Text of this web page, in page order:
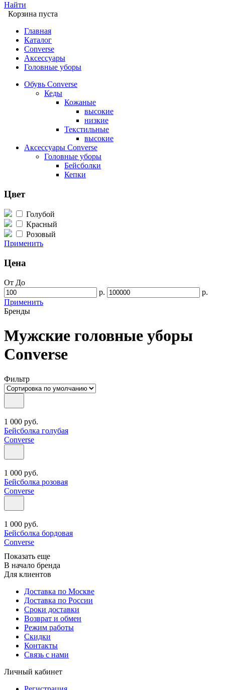
Найти
Корзина пуста
Главная
Каталог
Converse
Аксессуары
Головные уборы
Обувь Converse
Кеды
Кожаные
высокие
низкие
Текстильные
высокие
Аксессуары Converse
Головные уборы
Бейсболки
Кепки
Цвет
Голубой
Красный
Розовый
Применить
Цена
От До
р.
р.
Применить
Бренды
Мужские головные уборы
Converse
Фильтр
1 000 руб.
Бейсболка голубая
Converse
1 000 руб.
Бейсболка розовая
Converse
1 000 руб.
Бейсболка бордовая
Converse
Показать еще
В начало бренда
Для клиентов
Доставка по Москве
Доставка по России
Сроки доставки
Возврат и обмен
Режим работы
Скидки
Контакты
Связь с нами
Личный кабинет